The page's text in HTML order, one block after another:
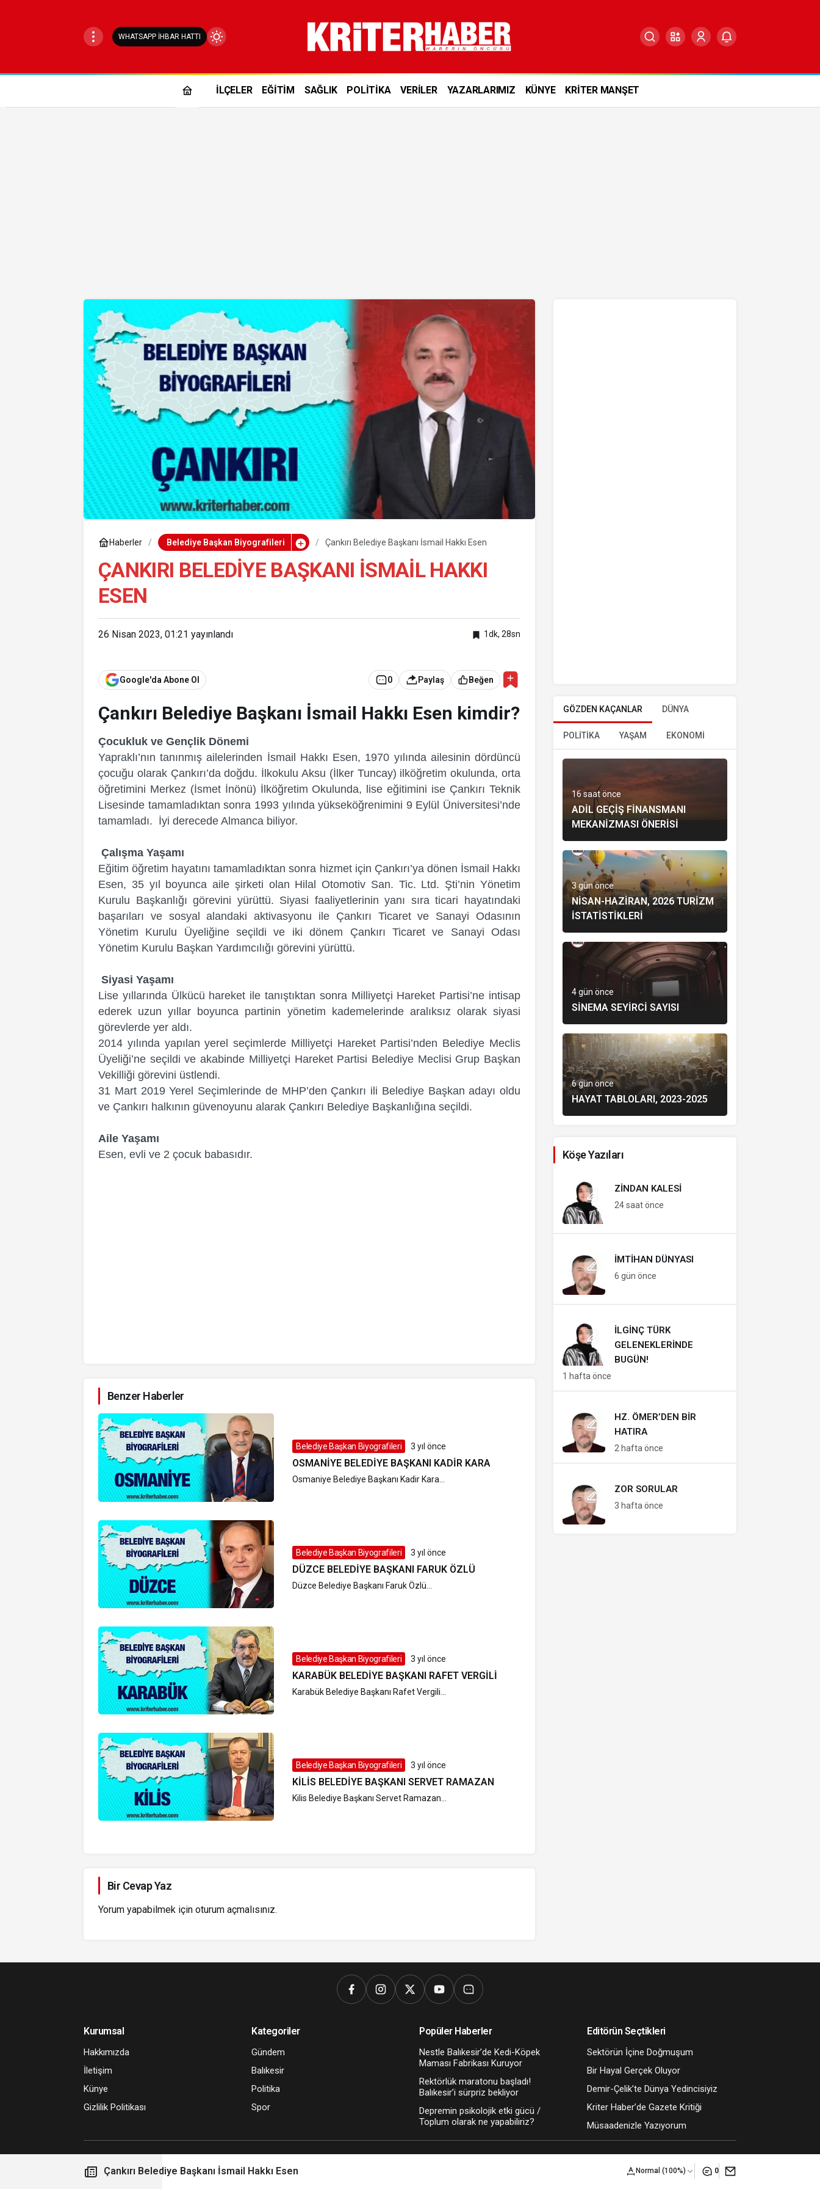
WHATSAPP İHBAR HATTI
Mod
İLÇELER EĞİTİM SAĞLIK POLİTİKA VERİLER YAZARLARIMIZ KÜNYE KRİTER MANŞET
Haberler Belediye Başkan Biyografileri Çankırı Belediye Başkanı İsmail Hakkı Esen
ÇANKIRI BELEDIYE BAŞKANI İSMAIL HAKKI
ESEN
26 Nisan 2023, 01:21 yayınlandı 1dk, 28sn
Google'da Abone Ol 0 Paylaş Beğen
Çankırı Belediye Başkanı İsmail Hakkı Esen kimdir?
Çocukluk ve Gençlik Dönemi
Yapraklı’nın tanınmış ailelerinden İsmail Hakkı Esen, 1970 yılında ailesinin dördüncü
çocuğu olarak Çankırı’da doğdu. İlkokulu Aksu (İlker Tuncay) ilköğretim okulunda, orta
öğretimini Merkez (İsmet İnönü) İlköğretim Okulunda, lise eğitimini ise Çankırı Teknik
Lisesinde tamamladıktan sonra 1993 yılında yükseköğrenimini 9 Eylül Üniversitesi’nde
tamamladı. İyi derecede Almanca biliyor.
Çalışma Yaşamı
Eğitim öğretim hayatını tamamladıktan sonra hizmet için Çankırı’ya dönen İsmail Hakkı
Esen, 35 yıl boyunca aile şirketi olan Hilal Otomotiv San. Tic. Ltd. Şti’nin Yönetim
Kurulu Başkanlığı görevini yürüttü. Siyasi faaliyetlerinin yanı sıra ticari hayatındaki
başarıları ve sosyal alandaki aktivasyonu ile Çankırı Ticaret ve Sanayi Odasının
Yönetim Kurulu Üyeliğine seçildi ve iki dönem Çankırı Ticaret ve Sanayi Odası
Yönetim Kurulu Başkan Yardımcılığı görevini yürüttü.
Siyasi Yaşamı
Lise yıllarında Ülkücü hareket ile tanıştıktan sonra Milliyetçi Hareket Partisi’ne intisap
ederek uzun yıllar boyunca partinin yönetim kademelerinde aralıksız olarak siyasi
görevlerde yer aldı.
2014 yılında yapılan yerel seçimlerde Milliyetçi Hareket Partisi’nden Belediye Meclis
Üyeliği’ne seçildi ve akabinde Milliyetçi Hareket Partisi Belediye Meclisi Grup Başkan
Vekilliği görevini üstlendi.
31 Mart 2019 Yerel Seçimlerinde de MHP’den Çankırı ili Belediye Başkan adayı oldu
ve Çankırı halkının güvenoyunu alarak Çankırı Belediye Başkanlığına seçildi.
Aile Yaşamı
Esen, evli ve 2 çocuk babasıdır.
Çankırı Belediye Başkanı İsmail Hakkı Esen Normal (100%) 0
Benzer Haberler
Belediye Başkan Biyografileri 3 yıl önce
OSMANIYE BELEDIYE BAŞKANI KADIR KARA
Osmaniye Belediye Başkanı Kadir Kara...
Belediye Başkan Biyografileri 3 yıl önce
DÜZCE BELEDIYE BAŞKANI FARUK ÖZLÜ
Düzce Belediye Başkanı Faruk Özlü...
Belediye Başkan Biyografileri 3 yıl önce
KARABÜK BELEDIYE BAŞKANI RAFET VERGILI
Karabük Belediye Başkanı Rafet Vergili...
Belediye Başkan Biyografileri 3 yıl önce
KILIS BELEDIYE BAŞKANI SERVET RAMAZAN
Kilis Belediye Başkanı Servet Ramazan...
Bir Cevap Yaz
Yorum yapabilmek için oturum açmalısınız.
GÖZDEN KAÇANLAR DÜNYA
POLİTİKA YAŞAM EKONOMİ
16 saat önce
ADIL GEÇIŞ FINANSMANI
MEKANIZMASI ÖNERISI
3 gün önce
NISAN-HAZIRAN, 2026 TURIZM
İSTATISTIKLERI
4 gün önce
SINEMA SEYIRCI SAYISI
6 gün önce
HAYAT TABLOLARI, 2023-2025
Köşe Yazıları
ZINDAN KALESI
24 saat önce
İMTIHAN DÜNYASI
6 gün önce
İLGINÇ TÜRK
GELENEKLERINDE
BUGÜN!
1 hafta önce
HZ. ÖMER’DEN BIR
HATIRA
2 hafta önce
ZOR SORULAR
3 hafta önce
Kurumsal
Hakkımızda
İletişim
Künye
Gizlilik Politikası
Kategoriler
Gündem
Balıkesir
Politika
Spor
Popüler Haberler
Nestle Balıkesir’de Kedi-Köpek
Maması Fabrikası Kuruyor
Rektörlük maratonu başladı!
Balıkesir’i sürpriz bekliyor
Depremin psikolojik etki gücü /
Toplum olarak ne yapabiliriz?
Editörün Seçtikleri
Sektörün İçine Doğmuşum
Bir Hayal Gerçek Oluyor
Demir-Çelik’te Dünya Yedincisiyiz
Kriter Haber’de Gazete Kritiği
Müsaadenizle Yazıyorum